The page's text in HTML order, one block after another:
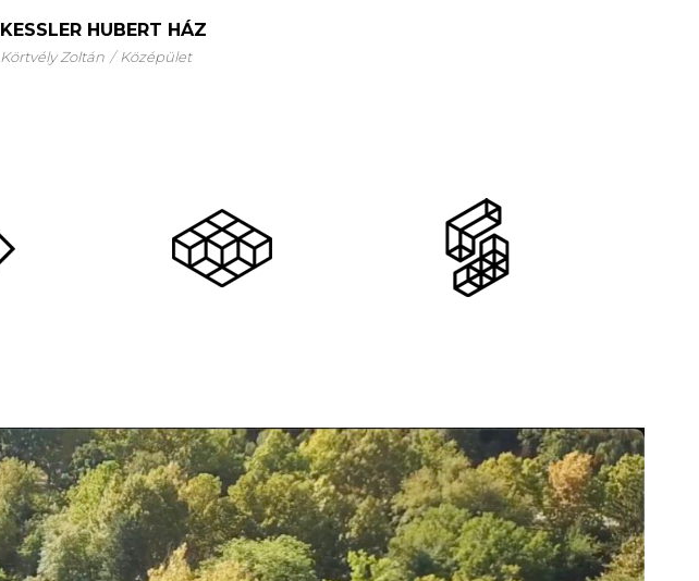
KESSLER HUBERT HÁZ
Körtvély Zoltán Középület